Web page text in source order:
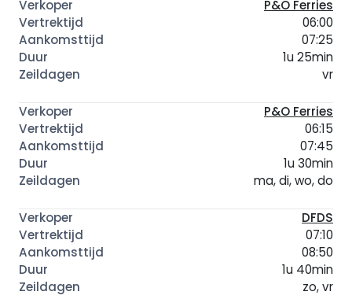
P&O Ferries
06:00
07:25
1u 25min
vr
P&O Ferries
06:15
07:45
1u 30min
ma, di, wo, do
DFDS
07:10
08:50
1u 40min
zo, vr